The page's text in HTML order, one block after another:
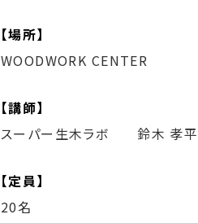
【場所】
WOODWORK CENTER
【講師】
スーパー生木ラボ 鈴木 孝平
【定員】
20名